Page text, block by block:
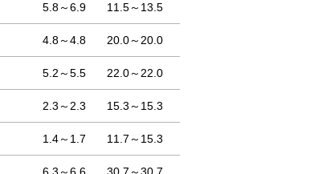
5.8～6.9 11.5～13.5
4.8～4.8 20.0～20.0
5.2～5.5 22.0～22.0
2.3～2.3 15.3～15.3
1.4～1.7 11.7～15.3